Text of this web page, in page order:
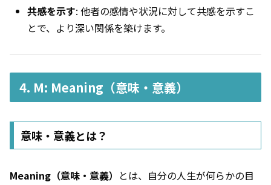
共感を示す: 他者の感情や状況に対して共感を示すこ
とで、より深い関係を築けます。
4. M: Meaning（意味・意義）
意味・意義とは？
Meaning（意味・意義） とは、自分の人生が何らかの目